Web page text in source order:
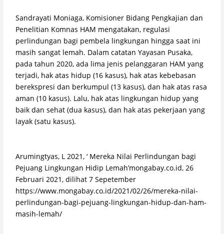
Sandrayati Moniaga, Komisioner Bidang Pengkajian dan
Penelitian Komnas HAM mengatakan, regulasi
perlindungan bagi pembela lingkungan hingga saat ini
masih sangat lemah. Dalam catatan Yayasan Pusaka,
pada tahun 2020, ada lima jenis pelanggaran HAM yang
terjadi, hak atas hidup (16 kasus), hak atas kebebasan
berekspresi dan berkumpul (13 kasus), dan hak atas rasa
aman (10 kasus). Lalu, hak atas lingkungan hidup yang
baik dan sehat (dua kasus), dan hak atas pekerjaan yang
layak (satu kasus).
Arumingtyas, L 2021, ‘ Mereka Nilai Perlindungan bagi
Pejuang Lingkungan Hidip Lemah’mongabay.co.id, 26
Februari 2021, dilihat 7 Sepetember
https://www.mongabay.co.id/2021/02/26/mereka-nilai-
perlindungan-bagi-pejuang-lingkungan-hidup-dan-ham-
masih-lemah/